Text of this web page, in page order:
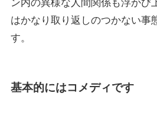
ン内の異様な人間関係も浮かび
はかなり取り返しのつかない事
す。
基本的にはコメディです